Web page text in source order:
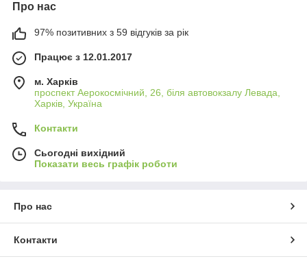
Про нас
97% позитивних з 59 відгуків за рік
Працює з 12.01.2017
м. Харків
проспект Аерокосмічний, 26, біля автовокзалу Левада,
Харків, Україна
Контакти
Сьогодні вихідний
Показати весь графік роботи
Про нас
Контакти